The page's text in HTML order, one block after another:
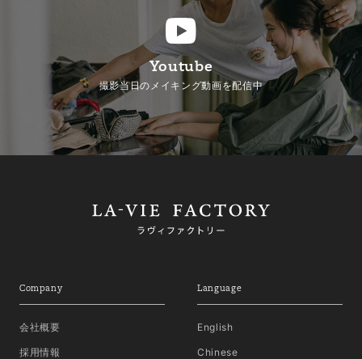
Youtube
撮影当日のメイキング動画を配信中
Company
会社概要
採用情報
Language
English
Chinese